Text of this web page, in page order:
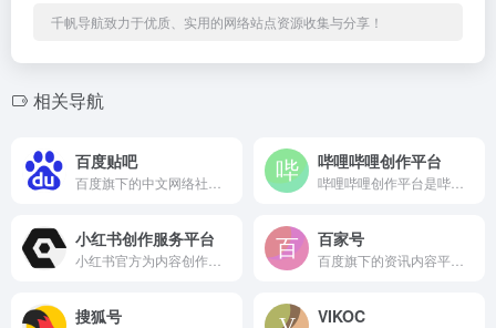
千帆导航致力于优质、实用的网络站点资源收集与分享！
相关导航
百度贴吧 哔哩哔哩创作平台
小红书创作服务平台 百家号
搜狐号 VIKOC